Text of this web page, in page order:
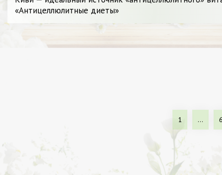
«Антицеллюлитные диеты»
1 ...